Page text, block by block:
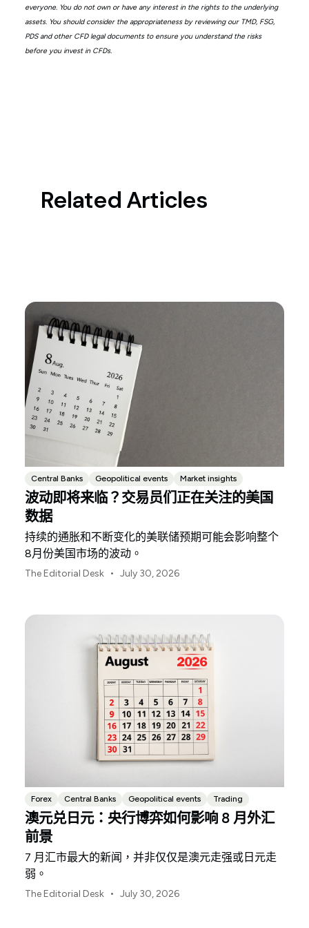
everyone. You do not own or have any interest in the rights to the underlying
assets. You should consider the appropriateness by reviewing our TMD, FSG,
PDS and other CFD legal documents to ensure you understand the risks
before you invest in CFDs.
Related Articles
Central Banks Geopolitical events Market insights
波动即将来临？交易员们正在关注的美国
数据
持续的通胀和不断变化的美联储预期可能会影响整个
8月份美国市场的波动。
The Editorial Desk • July 30, 2026
Forex Central Banks Geopolitical events Trading
澳元兑日元：央行博弈如何影响 8 月外汇
前景
7 月汇市最大的新闻，并非仅仅是澳元走强或日元走
弱。
The Editorial Desk • July 30, 2026